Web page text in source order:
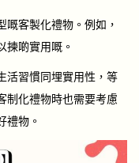
客製化禮物。例如，
揀啲實用嘅。
活習慣同埋實用性，等
制化禮物時也需要考慮
禮物。